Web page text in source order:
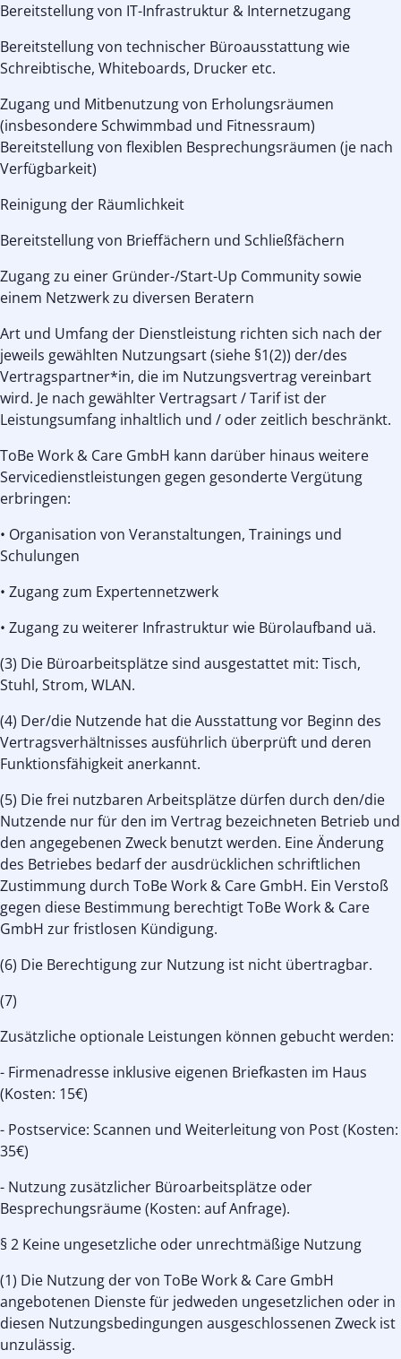
Bereitstellung von IT-Infrastruktur & Internetzugang
Bereitstellung von technischer Büroausstattung wie
Schreibtische, Whiteboards, Drucker etc.
Zugang und Mitbenutzung von Erholungsräumen
(insbesondere Schwimmbad und Fitnessraum)
Bereitstellung von flexiblen Besprechungsräumen (je nach
Verfügbarkeit)
Reinigung der Räumlichkeit
Bereitstellung von Brieffächern und Schließfächern
Zugang zu einer Gründer-/Start-Up Community sowie
einem Netzwerk zu diversen Beratern
Art und Umfang der Dienstleistung richten sich nach der
jeweils gewählten Nutzungsart (siehe §1(2)) der/des
Vertragspartner*in, die im Nutzungsvertrag vereinbart
wird. Je nach gewählter Vertragsart / Tarif ist der
Leistungsumfang inhaltlich und / oder zeitlich beschränkt.
ToBe Work & Care GmbH kann darüber hinaus weitere
Servicedienstleistungen gegen gesonderte Vergütung
erbringen:
• Organisation von Veranstaltungen, Trainings und
Schulungen
• Zugang zum Expertennetzwerk
• Zugang zu weiterer Infrastruktur wie Bürolaufband uä.
(3) Die Büroarbeitsplätze sind ausgestattet mit: Tisch,
Stuhl, Strom, WLAN.
(4) Der/die Nutzende hat die Ausstattung vor Beginn des
Vertragsverhältnisses ausführlich überprüft und deren
Funktionsfähigkeit anerkannt.
(5) Die frei nutzbaren Arbeitsplätze dürfen durch den/die
Nutzende nur für den im Vertrag bezeichneten Betrieb und
den angegebenen Zweck benutzt werden. Eine Änderung
des Betriebes bedarf der ausdrücklichen schriftlichen
Zustimmung durch ToBe Work & Care GmbH. Ein Verstoß
gegen diese Bestimmung berechtigt ToBe Work & Care
GmbH zur fristlosen Kündigung.
(6) Die Berechtigung zur Nutzung ist nicht übertragbar.
(7)
Zusätzliche optionale Leistungen können gebucht werden:
- Firmenadresse inklusive eigenen Briefkasten im Haus
(Kosten: 15€)
- Postservice: Scannen und Weiterleitung von Post (Kosten:
35€)
- Nutzung zusätzlicher Büroarbeitsplätze oder
Besprechungsräume (Kosten: auf Anfrage).
§ 2 Keine ungesetzliche oder unrechtmäßige Nutzung
(1) Die Nutzung der von ToBe Work & Care GmbH
angebotenen Dienste für jedweden ungesetzlichen oder in
diesen Nutzungsbedingungen ausgeschlossenen Zweck ist
unzulässig.